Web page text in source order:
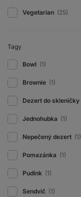
Vegetarian (25)
Tagy
Bowl (1)
Brownie (1)
Dezert do skleničky
Jednohubka (1)
Nepečený dezert (1)
Pomazánka (1)
Pudink (1)
Sendvič (1)